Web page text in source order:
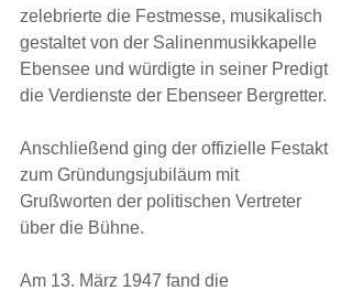
zelebrierte die Festmesse, musikalisch
gestaltet von der Salinenmusikkapelle
Ebensee und würdigte in seiner Predigt
die Verdienste der Ebenseer Bergretter.
Anschließend ging der offizielle Festakt
zum Gründungsjubiläum mit
Grußworten der politischen Vertreter
über die Bühne.
Am 13. März 1947 fand die